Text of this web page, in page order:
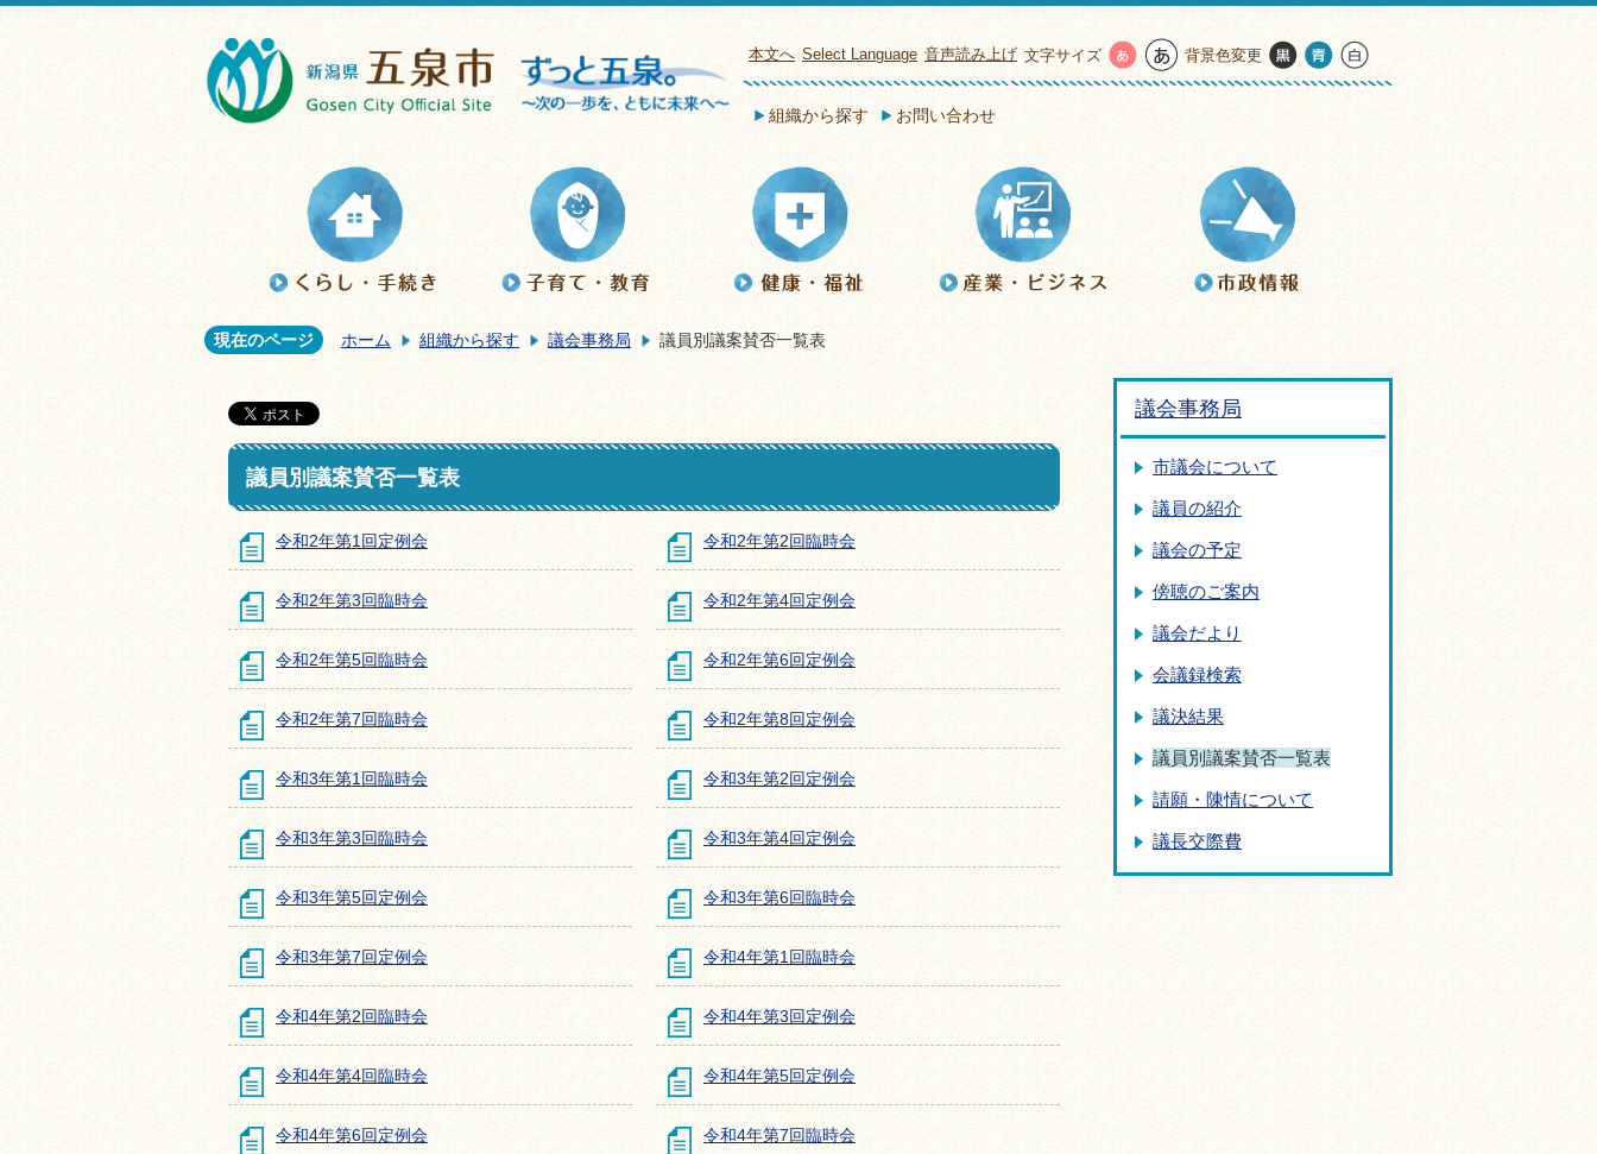
本文へ Select Language 音声読み上げ 文字サイズ 背景色変更
組織から探す お問い合わせ
現在のページ ホーム 組織から探す 議会事務局 議員別議案賛否一覧表
議員別議案賛否一覧表
令和2年第1回定例会 令和2年第2回臨時会
令和2年第3回臨時会 令和2年第4回定例会
令和2年第5回臨時会 令和2年第6回定例会
令和2年第7回臨時会 令和2年第8回定例会
令和3年第1回臨時会 令和3年第2回定例会
令和3年第3回臨時会 令和3年第4回定例会
令和3年第5回定例会 令和3年第6回臨時会
令和3年第7回定例会 令和4年第1回臨時会
令和4年第2回臨時会 令和4年第3回定例会
令和4年第4回臨時会 令和4年第5回定例会
令和4年第6回定例会 令和4年第7回臨時会
議会事務局
市議会について
議員の紹介
議会の予定
傍聴のご案内
議会だより
会議録検索
議決結果
議員別議案賛否一覧表
請願・陳情について
議長交際費